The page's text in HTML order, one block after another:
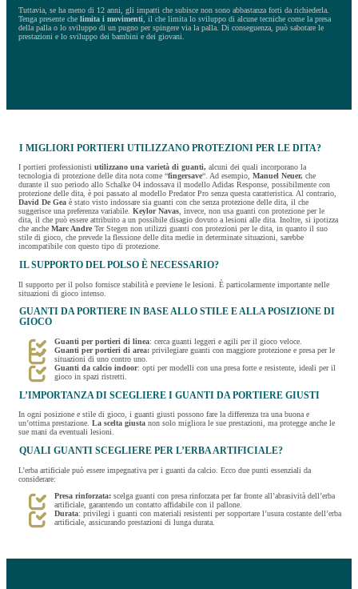
Tuttavia, se ha meno di 12 anni, gli impatti che subisce non sono abbastanza forti da richiederla.
Tenga presente che limita i movimenti , il che limita lo sviluppo di alcune tecniche come la presa
della palla o lo sviluppo di un pugno per spingere via la palla. Di conseguenza, può sabotare le
prestazioni e lo sviluppo dei bambini e dei giovani.
I MIGLIORI PORTIERI UTILIZZANO PROTEZIONI PER LE DITA?
I portieri professionisti utilizzano una varietà di guanti, alcuni dei quali incorporano la
tecnologia di protezione delle dita nota come “fingersave“. Ad esempio, Manuel Neuer, che
durante il suo periodo allo Schalke 04 indossava il modello Adidas Response, possibilmente con
protezione delle dita, è poi passato al modello Predator Pro senza questa caratteristica. Al contrario,
David De Gea è stato visto indossare sia guanti con che senza protezione delle dita, il che
suggerisce una preferenza variabile. Keylor Navas, invece, non usa guanti con protezione per le
dita, il che può essere attribuito a un possibile disagio dovuto a lesioni alle dita. Inoltre, si ipotizza
che anche Marc Andre Ter Stegen non utilizzi guanti con protezioni per le dita, in quanto il suo
stile di gioco, che prevede la flessione delle dita medie in determinate situazioni, sarebbe
incompatibile con questo tipo di protezione.
IL SUPPORTO DEL POLSO È NECESSARIO?
Il supporto per il polso fornisce stabilità e previene le lesioni. È particolarmente importante nelle
situazioni di gioco intenso.
GUANTI DA PORTIERE IN BASE ALLO STILE E ALLA POSIZIONE DI
GIOCO
Guanti per portieri di linea: cerca guanti leggeri e agili per il gioco veloce.
Guanti per portieri di area: privilegiare guanti con maggiore protezione e presa per le
situazioni di uno contro uno.
Guanti da calcio indoor: opti per modelli con una presa forte e resistente, ideali per il
gioco in spazi ristretti.
L’IMPORTANZA DI SCEGLIERE I GUANTI DA PORTIERE GIUSTI
In ogni posizione e stile di gioco, i guanti giusti possono fare la differenza tra una buona e
un’ottima prestazione. La scelta giusta non solo migliora le sue prestazioni, ma protegge anche le
sue mani da eventuali lesioni.
QUALI GUANTI SCEGLIERE PER L’ERBA ARTIFICIALE?
L’erba artificiale può essere impegnativa per i guanti da calcio. Ecco due punti essenziali da
considerare:
Presa rinforzata: scelga guanti con presa rinforzata per far fronte all’abrasività dell’erba
artificiale, garantendo un contatto affidabile con il pallone.
Durata: privilegi i guanti con materiali resistenti per sopportare l’usura costante dell’erba
artificiale, assicurando prestazioni di lunga durata.